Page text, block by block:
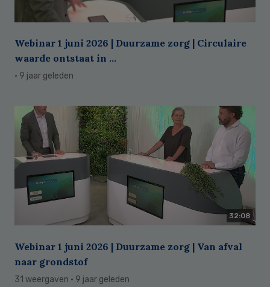
Webinar 1 juni 2026 | Duurzame zorg | Circulaire
waarde ontstaat in ...
· 9 jaar geleden
32:08
Webinar 1 juni 2026 | Duurzame zorg | Van afval
naar grondstof
31 weergaven · 9 jaar geleden